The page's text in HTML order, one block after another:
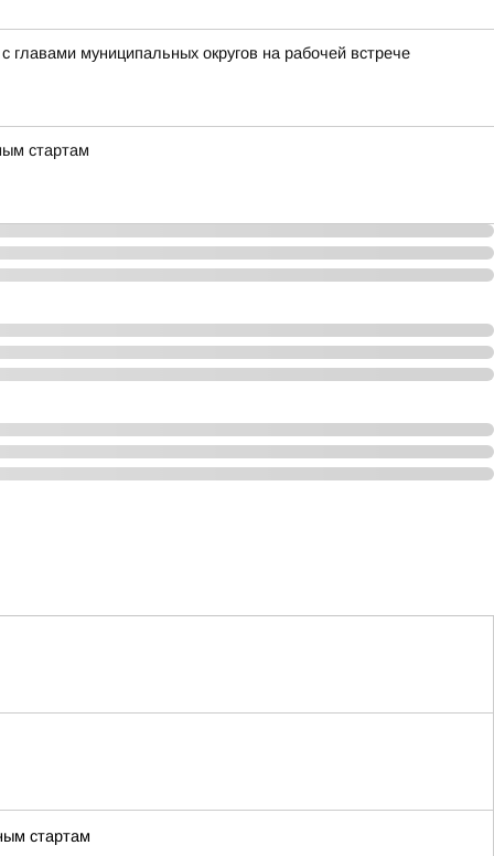
главами муниципальных округов на рабочей встрече
стартам
стартам